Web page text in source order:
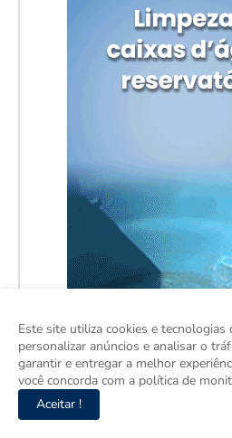
Este site utiliza cookies e tecnologias
personalizar anúncios e analisar o
garantir e entregar a melhor
você concorda com a política de
Aceitar !